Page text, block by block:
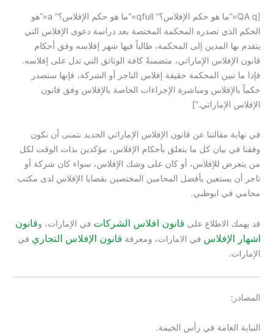
[QA q=”ما هو حكم الإفلاس؟” qfull=”ما هو حكم الإفلاس؟” a=”هو
الحكم الذي تصدره المحكمة المختصة بعد دراسة دعوى الإفلاس التي
يتقدم بها المدين إلى المحكمة، طالباً فيها شهر إفلاسه وفق أحكام
قانون الإفلاس الإماراتي، متضمنةً كافة الوثائق التي تدل على إفلاسه.
فإذا ما تبين المحكمة حقيقة إفلاس التاجر أو الشركة، فإنها ستصدر
حكماً بالإفلاس ومباشرة الإجراءات الخاصة بالإفلاس وفق قانون
الإفلاس الإماراتي.”]
في نهاية مقالتنا عن قانون الإفلاس الإماراتي الجديد نتمنى أن نكون
وفقنا في بيان كل ما يتعلق بأحكام الإفلاس، مؤكدين بذات الوقت لكل
من يتعرض للإفلاس، أو كان على وشك الإفلاس، سواء كان شركة أو
تاجر أن يستعين بأفضل المحامين المختصين بقضايا الإفلاس لدى مكتب
محامي في ابوظبي.
قد يهمك الاطلاع على قانون افلاس الشركات في الإمارات، وقانون
اشهار الإفلاس في الامارات، ومعرفة قانون الإفلاس التجاري في
الإمارات.
المصادر:
النيابة العامة في رأس الخيمة.